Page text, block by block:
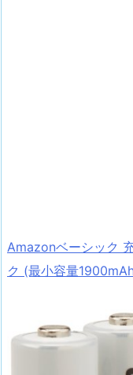
Amazonベーシック
ク (最小容量